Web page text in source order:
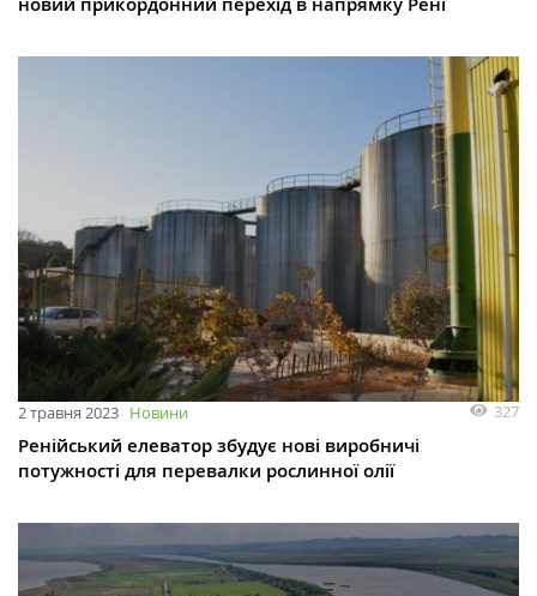
2 травня 2023 Новини 327
Ренійський елеватор збудує нові виробничі
потужності для перевалки рослинної олії